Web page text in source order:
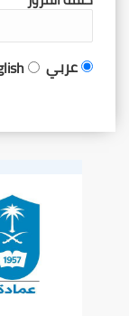
عربي